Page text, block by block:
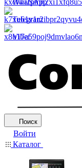
WhatsApp
Telegram
Viber
Поиск
Войти
Каталог